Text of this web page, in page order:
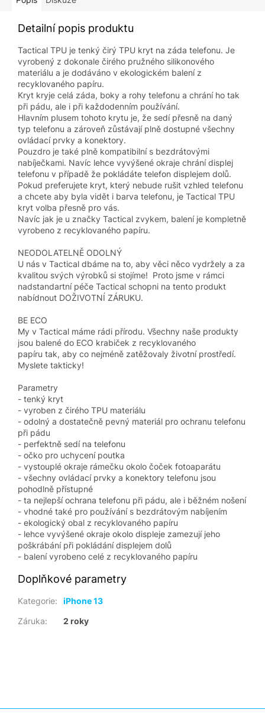
Detailní popis produktu
Tactical TPU je tenký čirý TPU kryt na záda telefonu. Je
vyrobený z dokonale čirého pružného silikonového
materiálu a je dodáváno v ekologickém balení z
recyklovaného papíru.
Kryt kryje celá záda, boky a rohy telefonu a chrání ho tak
při pádu, ale i při každodenním používání.
Hlavním plusem tohoto krytu je, že sedí přesně na daný
typ telefonu a zároveň zůstávají plně dostupné všechny
ovládací prvky a konektory.
Pouzdro je také plně kompatibilní s bezdrátovými
nabíječkami. Navíc lehce vyvýšené okraje chrání displej
telefonu v případě že pokládáte telefon displejem dolů.
Pokud preferujete kryt, který nebude rušit vzhled telefonu
a chcete aby byla vidět i barva telefonu, je Tactical TPU
kryt volba přesně pro vás.
Navíc jak je u značky Tactical zvykem, balení je kompletně
vyrobeno z recyklovaného papíru.
NEODOLATELNĚ ODOLNÝ
U nás v Tactical dbáme na to, aby věci něco vydržely a za
kvalitou svých výrobků si stojíme! Proto jsme v rámci
nadstandartní péče Tactical schopni na tento produkt
nabídnout DOŽIVOTNÍ ZÁRUKU.
BE ECO
My v Tactical máme rádi přírodu. Všechny naše produkty
jsou balené do ECO krabiček z recyklovaného
papíru tak, aby co nejméně zatěžovaly životní prostředí.
Myslete takticky!
Parametry
- tenký kryt
- vyroben z čirého TPU materiálu
- odolný a dostatečně pevný materiál pro ochranu telefonu
při pádu
- perfektně sedí na telefonu
- očko pro uchycení poutka
- vystouplé okraje rámečku okolo čoček fotoaparátu
- všechny ovládací prvky a konektory telefonu jsou
pohodlně přístupné
- ta nejlepší ochrana telefonu při pádu, ale i běžném nošení
- vhodné také pro používání s bezdrátovým nabíjením
- ekologický obal z recyklovaného papíru
- lehce vyvýšené okraje okolo displeje zamezují jeho
poškrábání při pokládání displejem dolů
- balení vyrobeno celé z recyklovaného papíru
Doplňkové parametry
Kategorie:
iPhone 13
Záruka: 2 roky